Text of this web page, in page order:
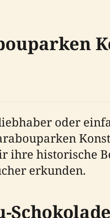
oder
ihre historische
erkunden.
Schokolade